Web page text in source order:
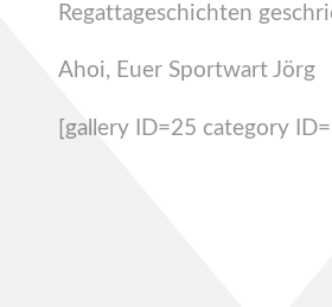
Regattageschichten
Ahoi, Euer Sportwart Jörg
[gallery ID=25 category